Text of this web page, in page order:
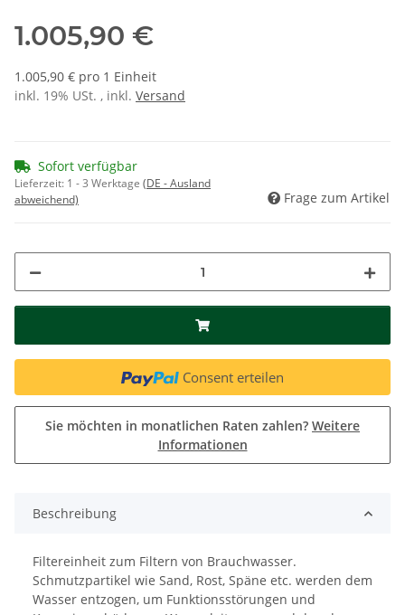
1.005,90 €
1.005,90 € pro 1 Einheit
inkl. 19% USt. , inkl. Versand
Sofort verfügbar
Lieferzeit: 1 - 3 Werktage (DE - Ausland
abweichend)
Frage zum Artikel
Consent erteilen
Sie möchten in monatlichen Raten zahlen? Weitere
Informationen
Beschreibung
Filtereinheit zum Filtern von Brauchwasser.
Schmutzpartikel wie Sand, Rost, Späne etc. werden dem
Wasser entzogen, um Funktionsstörungen und